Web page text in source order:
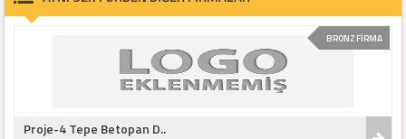
BRONZ FİRMA
Proje-4 Tepe Betopan D..